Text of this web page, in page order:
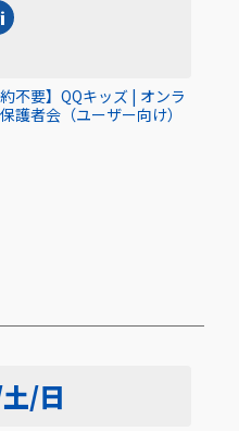
約不要】QQキッズ | オンラ
護者会（ユーザー向け）
/日